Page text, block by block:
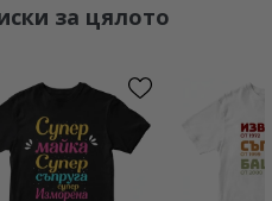
най-вдъхновяващите
за цялото